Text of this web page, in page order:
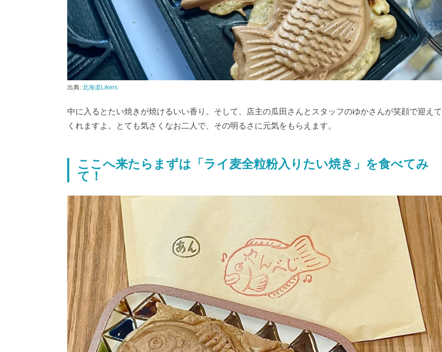
出典: 北海道Likers
中に入るとたい焼きが焼けるいい香り。そして、店主の瓜田さんとスタッフのゆかさんが笑顔で迎えて
くれますよ。とても気さくなお二人で、その明るさに元気をもらえます。
ここへ来たらまずは「ライ麦全粒粉入りたい焼き」を食べてみ
て！